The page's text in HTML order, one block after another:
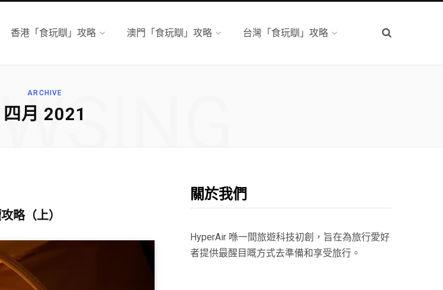
香港「食玩瞓」攻略 澳門「食玩瞓」攻略 台灣「食玩瞓」攻略
ARCHIVE
四月 2021
略（上）
關於我們
HyperAir 喺一間旅遊科技初創，旨在為旅行愛好
者提供最醒目嘅方式去準備和享受旅行。